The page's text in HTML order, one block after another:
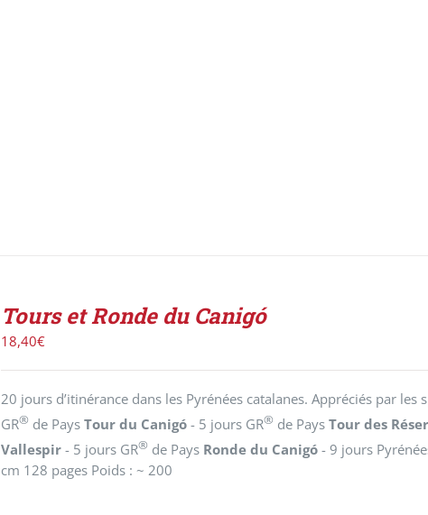
Tours et Ronde du Canigó
18,40€
20 jours d’itinérance dans les Pyrénées catalanes. Appréciés par
GR® de PaysTour du Canigó - 5 jours GR® de PaysTour des
Vallespir - 5 jours GR® de Pays Ronde du Canigó - 9 jours
cm 128 pages Poids : ~ 200